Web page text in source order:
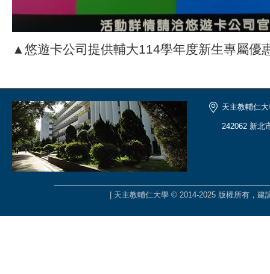
▲悠遊卡公司提供輔大114學年度新生專屬優
天主教輔仁
242062 新北
| 天主教輔仁大學 © 2014-2025 版權所有，